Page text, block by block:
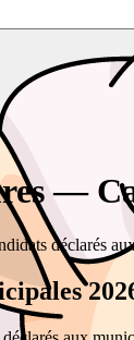
—
déclarés